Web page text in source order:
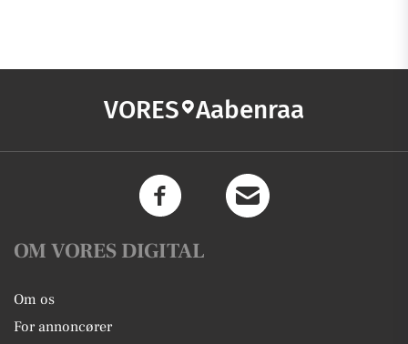
VORES Aabenraa
OM VORES DIGITAL
Om os
For annoncører